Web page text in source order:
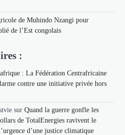
de Muhindo Nzangi pour
de l’Est congolais
:
: La Fédération Centrafricaine
contre une initiative privée hors
surQuand la guerre gonfle les
de TotalEnergies ravivent le
d’une justice climatique